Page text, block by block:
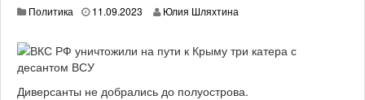
Политика 11.09.2023 Юлия Шляхтина
Диверсанты не добрались до полуострова.